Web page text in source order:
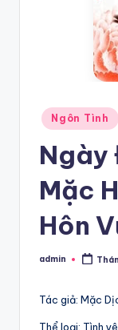
Posted
in
Ngôn Tình
Ngày
Mặc
Hôn
Posted
admin
Tác giả: Mặc
Thể loại: Tình